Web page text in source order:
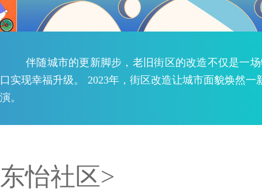
伴随城市的更新脚步，老旧街区的改造不仅是一
口实现幸福升级。 2023年，街区改造让城市面貌焕然
演。
东怡社区>